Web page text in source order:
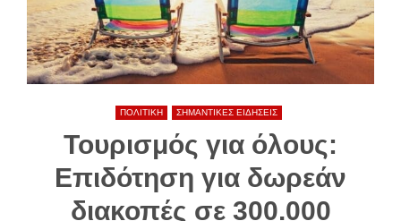
ΠΟΛΙΤΙΚΗ ΣΗΜΑΝΤΙΚΕΣ ΕΙΔΗΣΕΙΣ
Τουρισμός για όλους:
Επιδότηση για δωρεάν
διακοπές σε 300.000